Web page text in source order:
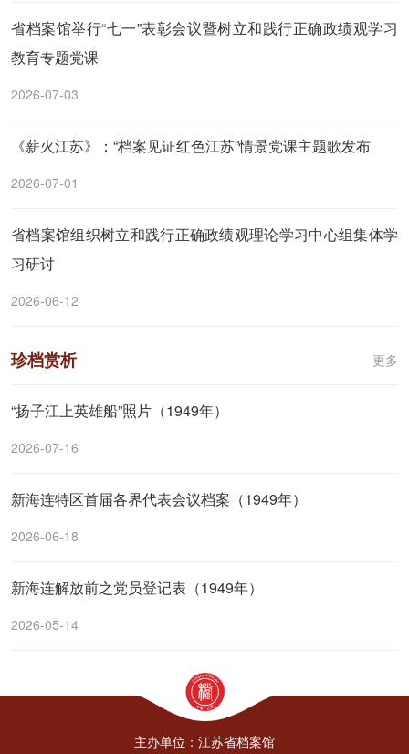
省档案馆举行“七一”表彰会议暨树立和践行正确政绩观学习
教育专题党课
2026-07-03
《薪火江苏》：“档案见证红色江苏”情景党课主题歌发布
2026-07-01
省档案馆组织树立和践行正确政绩观理论学习中心组集体学
习研讨
2026-06-12
珍档赏析 更多
“扬子江上英雄船”照片（1949年）
2026-07-16
新海连特区首届各界代表会议档案（1949年）
2026-06-18
新海连解放前之党员登记表（1949年）
2026-05-14
主办单位：江苏省档案馆